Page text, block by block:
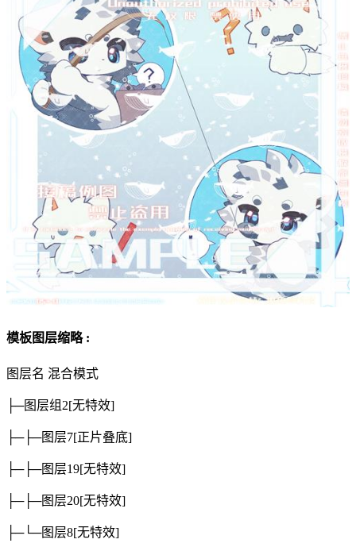
模板图层缩略 :
图层名 混合模式
├─图层组2[无特效]
├─├─图层7[正片叠底]
├─├─图层19[无特效]
├─├─图层20[无特效]
├─└─图层8[无特效]